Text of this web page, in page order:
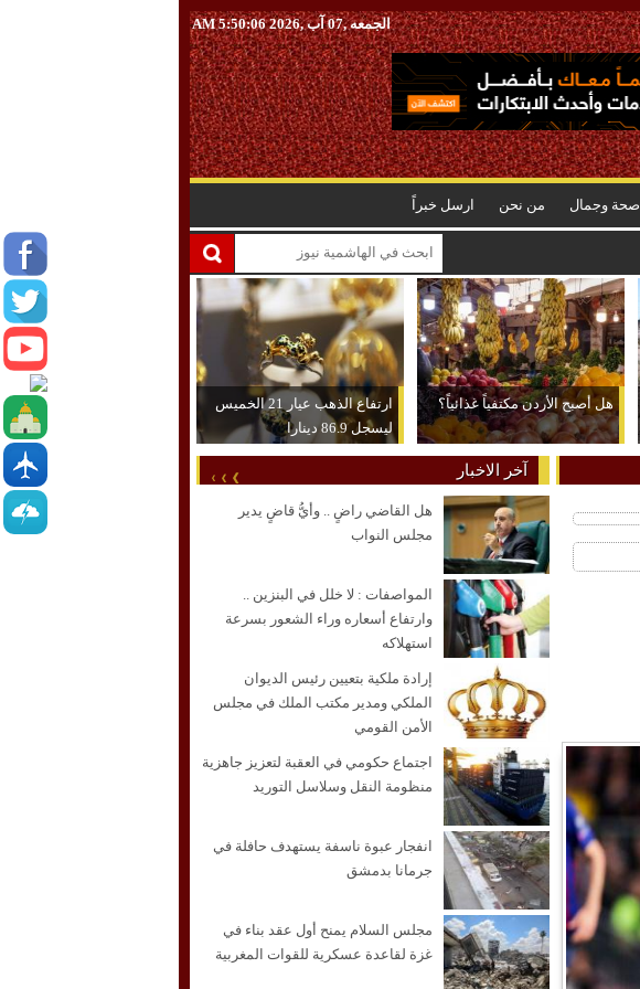
الجمعه ,07 آب ,2026 5:50:07 AM
صحة وجمال من نحن ارسل خبراً
هل أصبح الأردن مكتفياً غذائياً؟
ارتفاع الذهب عيار 21 الخميس
ليسجل 86.9 دينارا
آخر الاخبار
هل القاضي راضٍ .. وأيُّ قاضٍ يدير
مجلس النواب
المواصفات : لا خلل في البنزين ..
وارتفاع أسعاره وراء الشعور بسرعة
استهلاكه
إرادة ملكية بتعيين رئيس الديوان
الملكي ومدير مكتب الملك في مجلس
الأمن القومي
اجتماع حكومي في العقبة لتعزيز جاهزية
منظومة النقل وسلاسل التوريد
انفجار عبوة ناسفة يستهدف حافلة في
جرمانا بدمشق
مجلس السلام يمنح أول عقد بناء في
غزة لقاعدة عسكرية للقوات المغربية